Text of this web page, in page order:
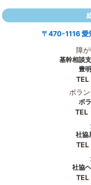
〒470-1116
障
基幹相談
豊
TEL
ボラ
ボ
TEL
社協
TEL
社協
TEL